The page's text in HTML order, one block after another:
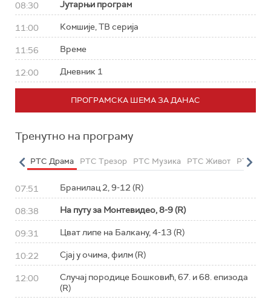
08:30 Јутарњи програм
11:00 Комшије, ТВ серија
11:56 Време
12:00 Дневник 1
ПРОГРАМСКА ШЕМА ЗА ДАНАС
Тренутно на програму
РТС Драма РТС Трезор РТС Музика РТС Живот РТС
07:51 Бранилац 2, 9-12 (R)
08:38 На путу за Монтевидео, 8-9 (R)
09:31 Цват липе на Балкану, 4-13 (R)
10:22 Сјај у очима, филм (R)
12:00
Случај породице Бошковић, 67. и 68. епизода
(R)